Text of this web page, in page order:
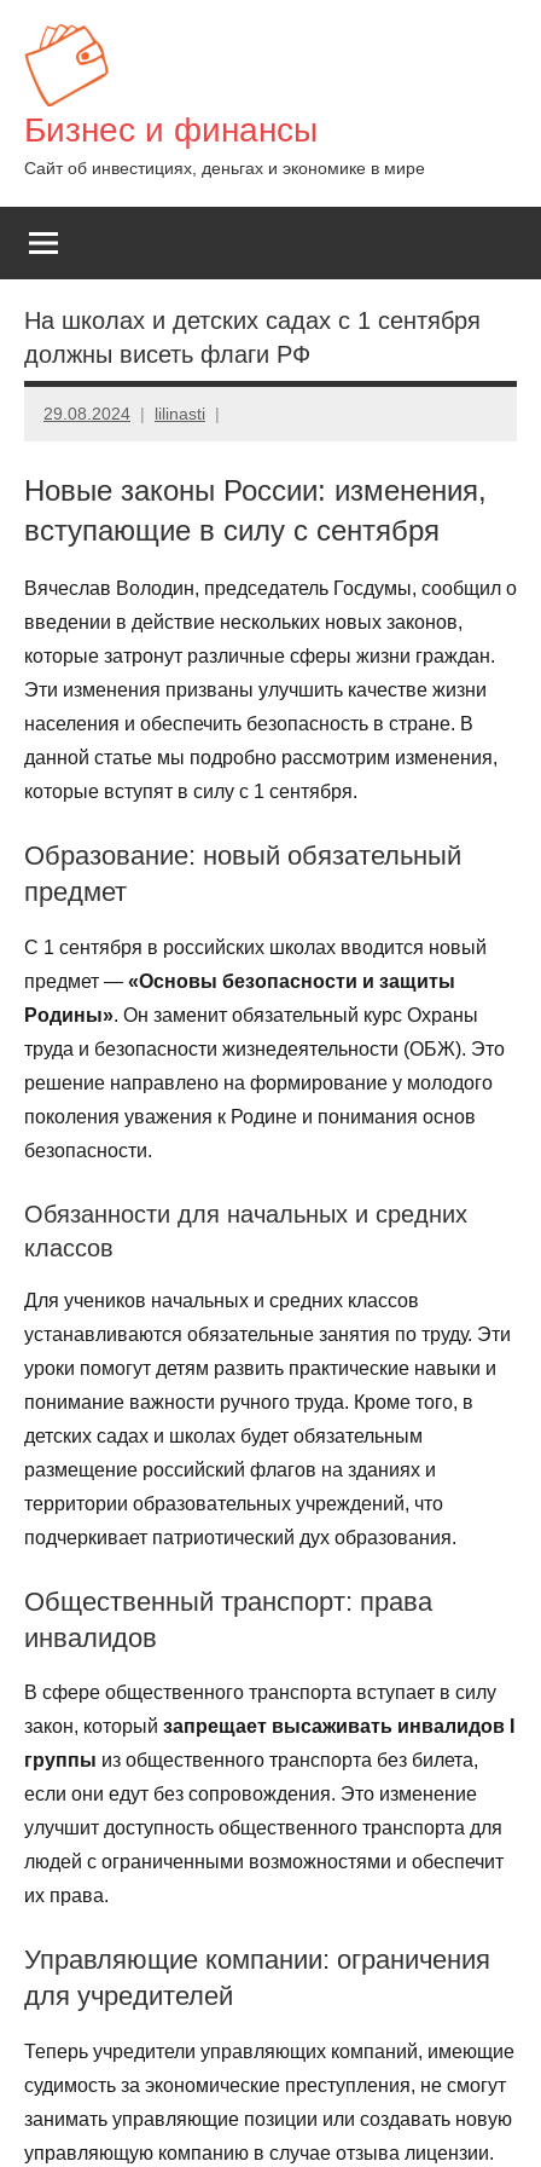
содержимому
Бизнес и финансы
Сайт об инвестициях, деньгах и экономике в мире
На школах и детских садах с 1 сентября
должны висеть флаги РФ
29.08.2024 lilinasti
Новые законы России: изменения,
вступающие в силу с сентября
Вячеслав Володин, председатель Госдумы, сообщил о
введении в действие нескольких новых законов,
которые затронут различные сферы жизни граждан.
Эти изменения призваны улучшить качестве жизни
населения и обеспечить безопасность в стране. В
данной статье мы подробно рассмотрим изменения,
которые вступят в силу с 1 сентября.
Образование: новый обязательный
предмет
С 1 сентября в российских школах вводится новый
предмет — «Основы безопасности и защиты
Родины». Он заменит обязательный курс Охраны
труда и безопасности жизнедеятельности (ОБЖ). Это
решение направлено на формирование у молодого
поколения уважения к Родине и понимания основ
безопасности.
Обязанности для начальных и средних
классов
Для учеников начальных и средних классов
устанавливаются обязательные занятия по труду. Эти
уроки помогут детям развить практические навыки и
понимание важности ручного труда. Кроме того, в
детских садах и школах будет обязательным
размещение российский флагов на зданиях и
территории образовательных учреждений, что
подчеркивает патриотический дух образования.
Общественный транспорт: права
инвалидов
В сфере общественного транспорта вступает в силу
закон, который запрещает высаживать инвалидов I
группы из общественного транспорта без билета,
если они едут без сопровождения. Это изменение
улучшит доступность общественного транспорта для
людей с ограниченными возможностями и обеспечит
их права.
Управляющие компании: ограничения
для учредителей
Теперь учредители управляющих компаний, имеющие
судимость за экономические преступления, не смогут
занимать управляющие позиции или создавать новую
управляющую компанию в случае отзыва лицензии.